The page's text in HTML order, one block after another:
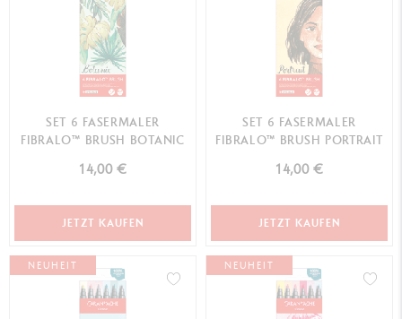
SET 6 FASERMALER
FIBRALO™ BRUSH BOTANIC
14,00 €
JETZT KAUFEN
SET 6 FASERMALER
FIBRALO™ BRUSH PORTRAIT
14,00 €
JETZT KAUFEN
NEUHEIT NEUHEIT